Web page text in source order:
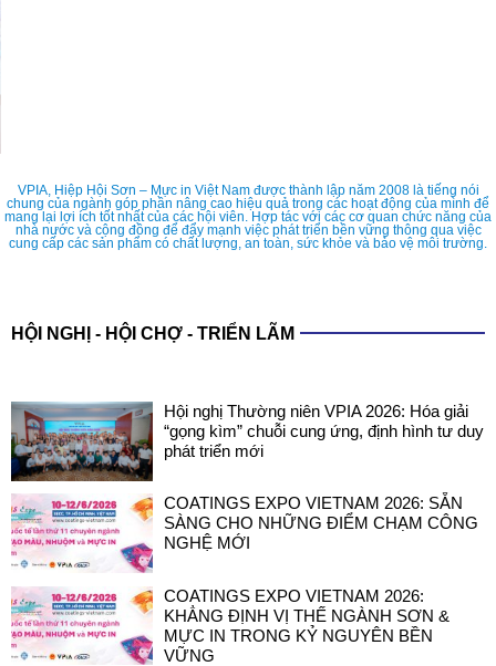
VPIA, Hiệp Hội Sơn – Mực in Việt Nam được thành lập năm 2008 là tiếng nói
chung của ngành góp phần nâng cao hiệu quả trong các hoạt động của mình để
mang lại lợi ích tốt nhất của các hội viên. Hợp tác với các cơ quan chức năng của
nhà nước và cộng đồng để đẩy mạnh việc phát triển bền vững thông qua việc
cung cấp các sản phẩm có chất lượng, an toàn, sức khỏe và bảo vệ môi trường.
HỘI NGHỊ - HỘI CHỢ - TRIỂN LÃM
Hội nghị Thường niên VPIA 2026: Hóa giải
“gọng kìm” chuỗi cung ứng, định hình tư duy
phát triển mới
COATINGS EXPO VIETNAM 2026: SẴN
SÀNG CHO NHỮNG ĐIỂM CHẠM CÔNG
NGHỆ MỚI
COATINGS EXPO VIETNAM 2026:
KHẲNG ĐỊNH VỊ THẾ NGÀNH SƠN &
MỰC IN TRONG KỶ NGUYÊN BỀN
VỮNG